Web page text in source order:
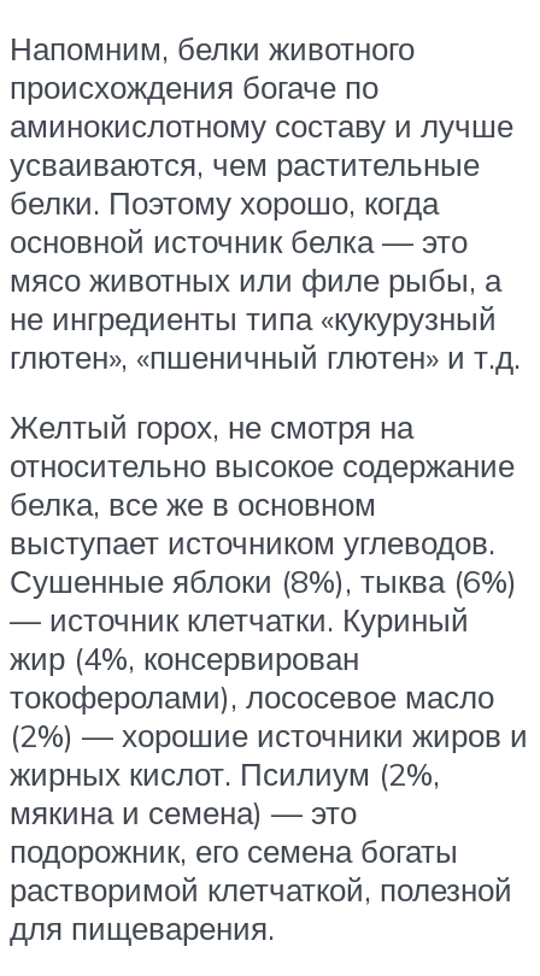
Напомним, белки животного
происхождения богаче по
аминокислотному составу и лучше
усваиваются, чем растительные
белки. Поэтому хорошо, когда
основной источник белка — это
мясо животных или филе рыбы, а
не ингредиенты типа «кукурузный
глютен», «пшеничный глютен» и т.д.
Желтый горох, не смотря на
относительно высокое содержание
белка, все же в основном
выступает источником углеводов.
Сушенные яблоки (8%), тыква (6%)
— источник клетчатки. Куриный
жир (4%, консервирован
токоферолами), лососевое масло
(2%) — хорошие источники жиров и
жирных кислот. Псилиум (2%,
мякина и семена) — это
подорожник, его семена богаты
растворимой клетчаткой, полезной
для пищеварения.